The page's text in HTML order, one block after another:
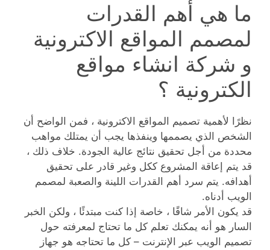
ما هي أهم القدرات
لمصمم المواقع الاكترونية
و شركة انشاء مواقع
الكترونية ؟
نظرًا لأهمية تصميم المواقع الاكترونية ، فمن الواضح أن
الشخص الذي يصممها وينفذها يجب أن يمتلك مواهب
محددة من أجل تحقيق نتائج عالية الجودة. خلاف ذلك ،
قد يتم إعاقة المشروع ككل وغير قادر على تحقيق
أهدافه. يتم سرد أهم القدرات اللينة والصعبة لمصمم
الويب أدناه.
قد يكون الأمر شاقًا ، خاصة إذا كنت مبتدئًا ، ولكن الخبر
السار هو أنه يمكنك تعلم كل ما تحتاج لمعرفته حول
تصميم الويب عبر الإنترنت – كل ما تحتاجه هو جهاز